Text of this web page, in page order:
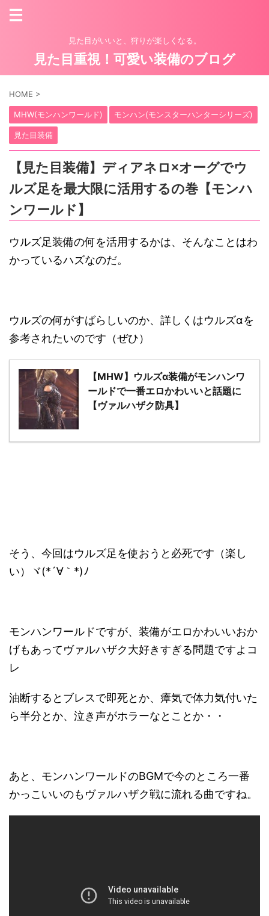
見た目がいいと、狩りが楽しくなる。
見た目重視！可愛い装備のブログ
HOME >
MHW(モンハンワールド) モンハン(モンスターハンターシリーズ)
見た目装備
【見た目装備】ディアネロ×オーグでウ
ルズ足を最大限に活用するの巻【モンハ
ンワールド】
ウルズ足装備の何を活用するかは、そんなことはわ
かっているハズなのだ。
ウルズの何がすばらしいのか、詳しくはウルズαを
参考されたいのです（ぜひ）
【MHW】ウルズα装備がモンハンワ
ールドで一番エロかわいいと話題に
【ヴァルハザク防具】
そう、今回はウルズ足を使おうと必死です（楽し
い）ヾ(*´∀｀*)ﾉ
モンハンワールドですが、装備がエロかわいいおか
げもあってヴァルハザク大好きすぎる問題ですよコ
レ
油断するとブレスで即死とか、瘴気で体力気付いた
ら半分とか、泣き声がホラーなとことか・・
あと、モンハンワールドのBGMで今のところ一番
かっこいいのもヴァルハザク戦に流れる曲ですね。